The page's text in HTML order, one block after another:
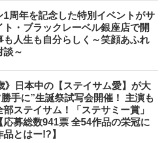
1周年を記念した特別イベントがサ
ト・ブラックレーベル銀座店で開
人生も自分らしく～笑顔あふれ
談～
》日本中の【ステイサム愛】が大
手に”生誕祭試写会開催！ 主演も
部ステイサム！「ステサミー賞」
応募総数941票 全54作品の栄冠に
とはー!?】